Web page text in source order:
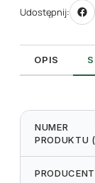
Udostępnij:
OPIS
NUMER
PRODUKTU
PRODUCENT